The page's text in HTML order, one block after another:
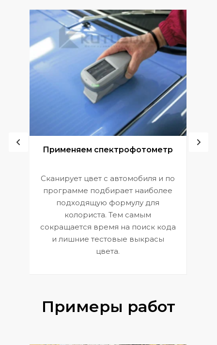
Применяем спектрофотометр
Сканирует цвет с автомобиля и по
программе подбирает наиболее
подходящую формулу для
колориста. Тем самым
сокращается время на поиск кода
и лишние тестовые выкрасы
цвета.
Примеры работ